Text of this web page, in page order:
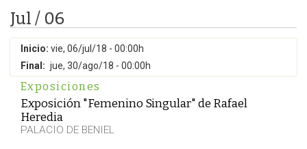
Jul / 06
Inicio: vie, 06/jul/18 - 00:00h
Final: jue, 30/ago/18 - 00:00h
Exposiciones
Exposición "Femenino Singular" de Rafael
Heredia
PALACIO DE BENIEL